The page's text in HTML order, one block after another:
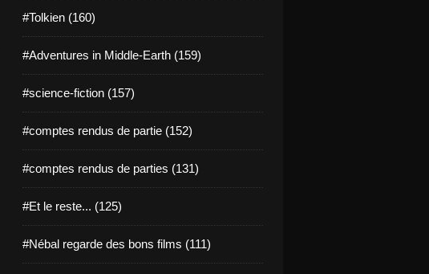
#Tolkien (160)
#Adventures in Middle-Earth (159)
#science-fiction (157)
#comptes rendus de partie (152)
#comptes rendus de parties (131)
#Et le reste... (125)
#Nébal regarde des bons films (111)